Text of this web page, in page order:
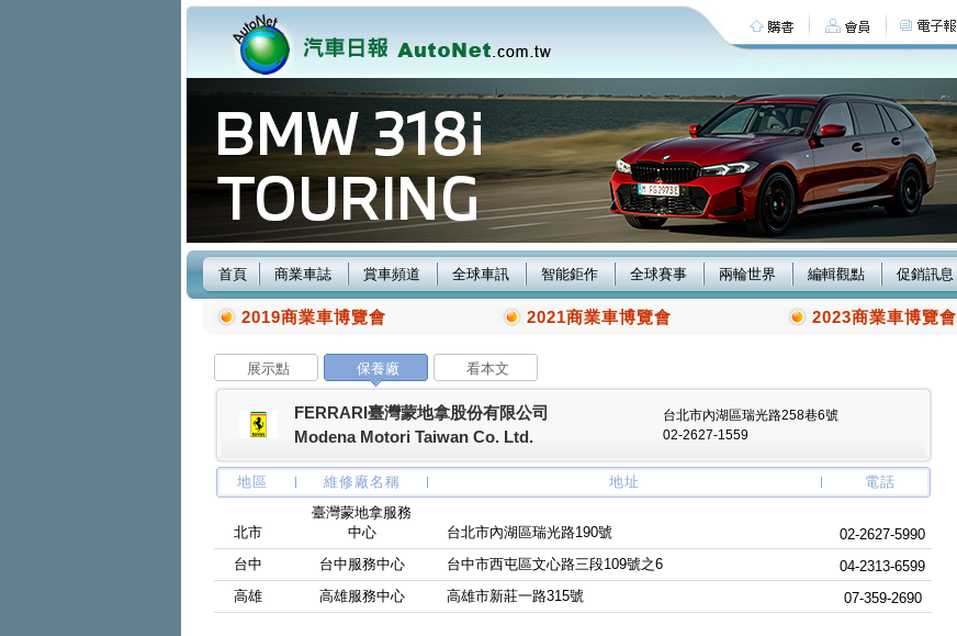
首頁 商業車誌 賞車頻道 全球車訊 智能鉅作 全球賽事 兩輪世界 編輯觀點 促銷訊息
2019商業車博覽會 2021商業車博覽會 2023商業車博覽會
展示點 保養廠 看本文
FERRARI臺灣蒙地拿股份有限公司
Modena Motori Taiwan Co. Ltd.
台北市內湖區瑞光路258巷6號
02-2627-1559
地區 維修廠名稱 地址 電話
北市
臺灣蒙地拿服務
中心
台北市內湖區瑞光路190號
02-2627-5990
台中
台中服務中心 台中市西屯區文心路三段109號之6
04-2313-6599
高雄
高雄服務中心 高雄市新莊一路315號 07-359-2690